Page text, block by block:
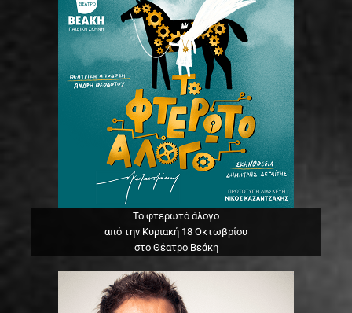
Το φτερωτό άλογο
από την Κυριακή 18 Οκτωβρίου
στο Θέατρο Βεάκη